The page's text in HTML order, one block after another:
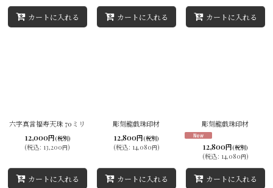
カートに入れる カートに入れる カートに入れる
六字真言福寿天珠 70ミリ
12,000円(税別)
(税込: 13,200円)
カートに入れる
彫刻龍戯珠印材
12,800円 (税別)
(税込: 14,080円)
カートに入れる
彫刻龍戯珠印材
12,800円 (税別)
(税込: 14,080円)
カートに入れる